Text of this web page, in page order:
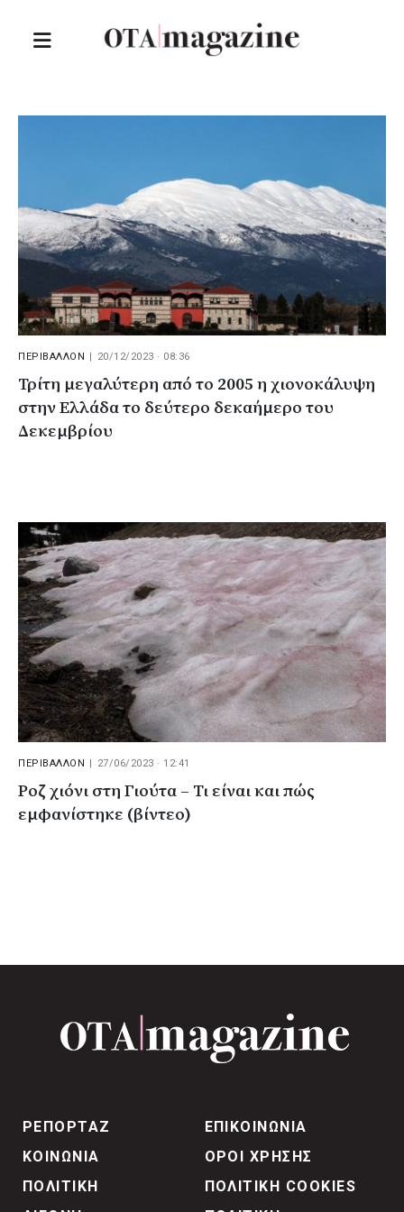
ΠΕΡΙΒΑΛΛΟΝ 20/12/2023 · 08:36
Τρίτη μεγαλύτερη από το 2005 η χιονοκάλυψη
στην Ελλάδα το δεύτερο δεκαήμερο του
Δεκεμβρίου
ΠΕΡΙΒΑΛΛΟΝ 27/06/2023 · 12:41
Ροζ χιόνι στη Γιούτα – Τι είναι και πώς
εμφανίστηκε (βίντεο)
ΡΕΠΟΡΤΑΖ
ΚΟΙΝΩΝΙΑ
ΠΟΛΙΤΙΚΗ
ΕΠΙΚΟΙΝΩΝΙΑ
ΟΡΟΙ ΧΡΗΣΗΣ
ΠΟΛΙΤΙΚΗ COOKIES